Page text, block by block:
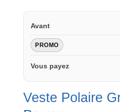
Avant
PROMO
Vous payez
Veste Polaire